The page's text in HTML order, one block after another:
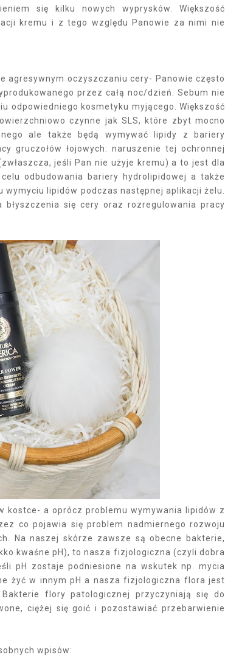
się kilku nowych wyprysków. Większość
kremu i z tego względu Panowie za nimi nie
agresywnym oczyszczaniu cery- Panowie często
przez całą noc/dzień. Sebum nie
odpowiedniego kosmetyku myjącego. Większość
czynne jak SLS, które zbyt mocno
ale także będą wymywać lipidy z bariery
gruczołów łojowych: naruszenie tej ochronnej
jeśli Pan nie użyje kremu) a to jest dla
odbudowania bariery hydrolipidowej a także
lipidów podczas następnej aplikacji żelu.
się cery oraz rozregulowania pracy
kostce- a oprócz problemu wymywania lipidów z
co pojawia się problem nadmiernego rozwoju
Na naszej skórze zawsze są obecne bakterie,
kwaśne pH), to nasza fizjologiczna (czyli dobra
pH zostaje podniesione na wskutek np. mycia
żyć w innym pH a nasza fizjologiczna flora jest
flory patologicznej przyczyniają się do
ciężej się goić i pozostawiać przebarwienie
wpisów: